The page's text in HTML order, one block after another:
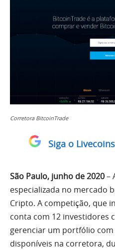
Corretora BitcoinTrade
Siga o
São Paulo, junho de 2020–
especializada no mercado
Cripto. A competição, que
conta com 12 investidores
gerenciar um portfólio
disponíveis na corretora,